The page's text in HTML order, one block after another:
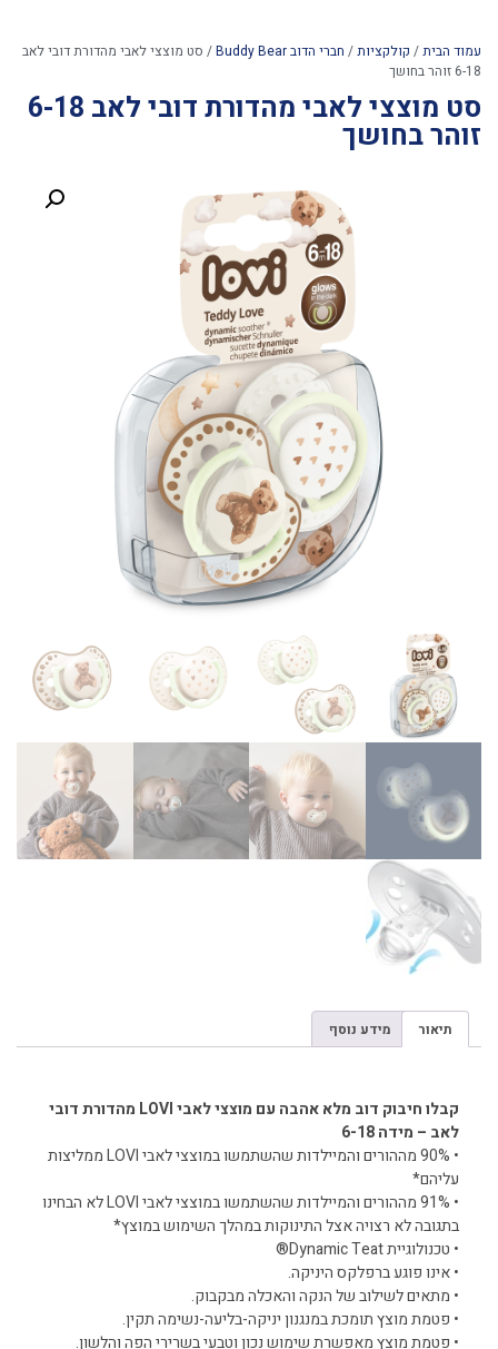
עמוד הבית/ קולקציות/ חברי הדוב Buddy Bear
/ סט מוצצי לאבי מהדורת דובי לאב
6-18 זוהר בחושך
סט מוצצי לאבי מהדורת דובי לאב 6-18
זוהר בחושך
תיאור מידע נוסף
קבלו חיבוק דוב מלא אהבה עם מוצצי לאבי LOVI מהדורת דובי
לאב – מידה 6-18
• 90% מההורים והמיילדות שהשתמשו במוצצי לאבי LOVI ממליצות
עליהם*
• 91% מההורים והמיילדות שהשתמשו במוצצי לאבי LOVI לא הבחינו
בתגובה לא רצויה אצל התינוקות במהלך השימוש במוצץ*
• טכנולוגיית Dynamic Teat®
• אינו פוגע ברפלקס היניקה.
• מתאים לשילוב של הנקה והאכלה מבקבוק.
• פטמת מוצץ תומכת במנגנון יניקה-בליעה-נשימה תקין.
• פטמת מוצץ מאפשרת שימוש נכון וטבעי בשרירי הפה והלשון.